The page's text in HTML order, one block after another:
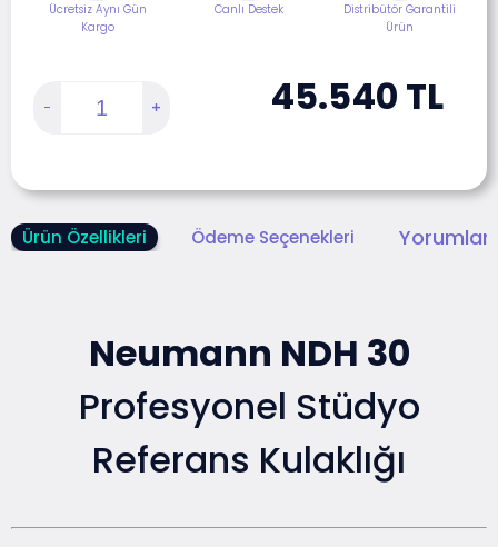
Ücretsiz Aynı Gün
Kargo
Canlı Destek
Distribütör Garantili
Ürün
45.540 TL
Ürün Özellikleri Ödeme Seçenekleri
Neumann NDH 30
Profesyonel Stüdyo
Referans Kulaklığı